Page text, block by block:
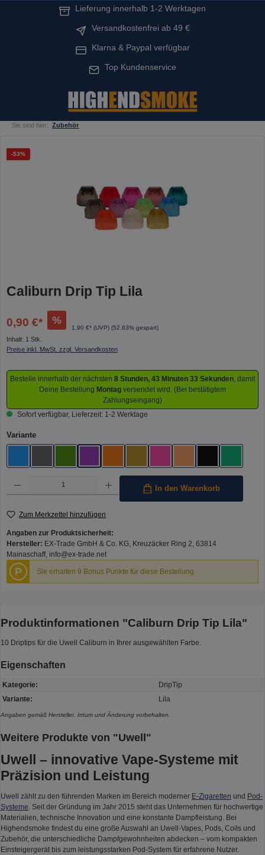
Lieferung innerhalb 1-2 Werktagen
Versandkostenfrei ab 49 €
Klarna & Paypal verfügbar
Top Kundenservice
Sie sind hier: Zubehör
Bildergalerie überspringen
-53%Rabatt
Caliburn Drip Tip Lila
0,90 €* %
1,90 €* (UVP) (52.63% gespart)
Inhalt: 1 Stk.
Preise inkl. MwSt. zzgl. Versandkosten
Bestelle innerhalb der nächsten 8 Stunden, 43 Minuten 32 Sekunden , damit
Deine Bestellung Montag versendet wird. (Bei bestätigtem
Zahlungseingang)
Sofort verfügbar, Lieferzeit: 1-2 Werktage
Varianteauswählen
Produkt Anzahl: Gib den gewünschten Wert ein oder benutze die Schaltflächen um die
In den Warenkorb
Zum Merkzettel hinzufügen
Angaben zur Produktsicherheit:
Hersteller: EX-Trade GmbH & Co. KG, Kreuzäcker Ring 2, 63814
Mainaschaff, info@ex-trade.net
P Sie erhalten 9 Bonus Punkte für diese Bestellung
Produktinformationen "Caliburn Drip Tip Lila"
10 Driptips für die Uwell Caliburn in Ihrer ausgewählten Farbe.
Eigenschaften
Kategorie:
DripTip
Variante:
Lila
Angaben gemäß Hersteller. Irrtum und Änderung vorbehalten.
Weitere Produkte von "Uwell"
Uwell – innovative Vape-Systeme mit
Präzision und Leistung
Uwell zählt zu den führenden Marken im Bereich moderner E-Zigaretten und Pod-
Systeme. Seit der Gründung im Jahr 2015 steht das Unternehmen für hochwertige
Materialien, technische Innovation und eine konstante Dampfleistung. Bei
Highendsmoke findest du eine große Auswahl an Uwell-Vapes, Pods, Coils und
Zubehör, die unterschiedliche Dampfgewohnheiten abdecken – vom kompakten
Einsteigergerät bis zum leistungsstarken Pod-System für erfahrene Nutzer.